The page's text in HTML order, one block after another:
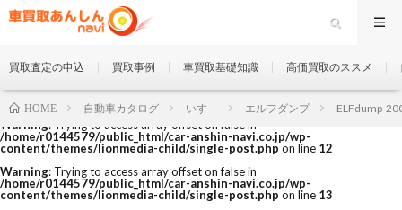
Warning: Trying to access array offset on false in
/home/r0144579/public_html/car-anshin-navi.co.jp/wp-
content/themes/lionmedia-child/single-post.php on line 12
Warning: Trying to access array offset on false in
/home/r0144579/public_html/car-anshin-navi.co.jp/wp-
content/themes/lionmedia-child/single-post.php on line 13
買取査定の申込 買取事例 車買取基礎知識 高価買取のススメ
HOME 自動車カタログ いすゞ エルフダンプ ELFdump-